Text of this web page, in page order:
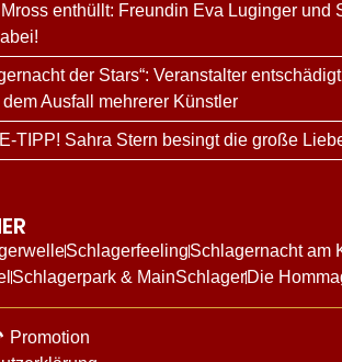
enthüllt: Freundin Eva Luginger und
der Stars“: Veranstalter
Ausfall mehrerer Künstler
TIPP! Sahra Stern besingt die große
SchlagerfeelingSchlagernacht am
Schlagerpark & MainSchlagerDie
Promotion